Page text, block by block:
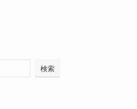
検索